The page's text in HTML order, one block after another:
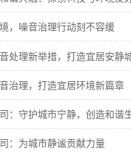
，噪音治理行动刻不容缓
处理新举措，打造宜居安静
治理，打造宜居环境新篇章
：守护城市宁静，创造和谐
：为城市静谧贡献力量